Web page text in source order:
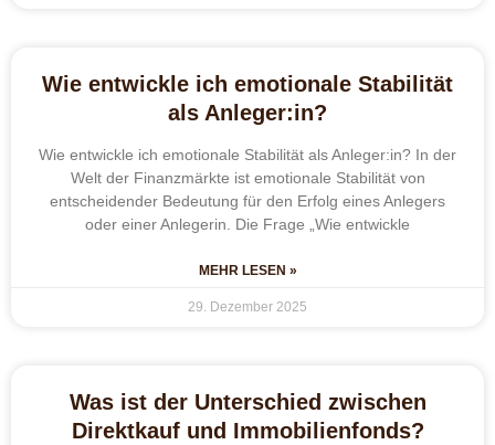
Wie entwickle ich emotionale Stabilität
als Anleger:in?
Wie entwickle ich emotionale Stabilität als Anleger:in? In der
Welt der Finanzmärkte ist emotionale Stabilität von
entscheidender Bedeutung für den Erfolg eines Anlegers
oder einer Anlegerin. Die Frage „Wie entwickle
MEHR LESEN »
29. Dezember 2025
Was ist der Unterschied zwischen
Direktkauf und Immobilienfonds?